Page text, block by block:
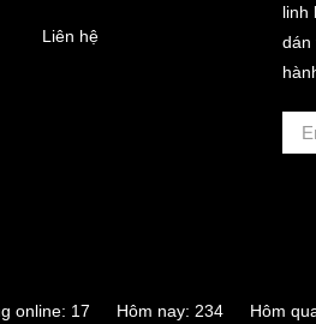
Liên hệ
linh
dán
online: 17 Hôm nay: 234 Hôm